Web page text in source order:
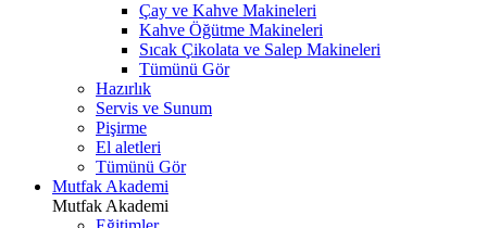
Çay ve Kahve Makineleri
Kahve Öğütme Makineleri
Sıcak Çikolata ve Salep Makineleri
Tümünü Gör
Hazırlık
Servis ve Sunum
Pişirme
El aletleri
Tümünü Gör
Mutfak Akademi
Mutfak Akademi